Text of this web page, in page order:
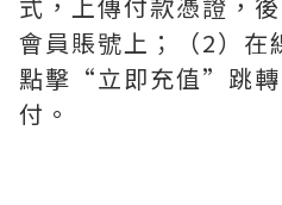
會員賬號上；（2）在
點擊“立即充值”跳轉
付。